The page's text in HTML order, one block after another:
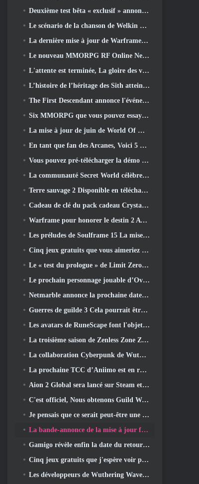
Deuxième test bêta « exclusif » annoncé pour les tireurs de survie en équipe qui prennent du temps
Le scénario de la chanson de Welkin Moon de Genshin Impact touche à sa fin.. Sur la Lune
La dernière mise à jour de Warframe célèbre tous les papas de l'espace
Le nouveau MMORPG RF Online Next sur le thème Mech de Netmarble sera lancé à l'échelle mondiale
L'attente est terminée, La gloire des vaincus est revenue
L’histoire de l’héritage des Sith atteint sa conclusion aujourd’hui dans la dernière mise à jour de SWTOR
The First Descendant annonce l'événement de collaboration EVANGELION
Six MMORPG que vous pouvez essayer pendant le Steam Next Fest
La mise à jour de juin de World Of Warships célèbre le jour de l'indépendance des États-Unis avec une nouvelle campagne narrative
En tant que fan des Arcanes, Voici 5 Choses que je veux voir du MMO Riot
Vous pouvez pré-télécharger la démo Steam Next Fest de Embers Of The Uncrowned demain
La communauté Secret World célèbre son 14e anniversaire avec un mystère qu'ils doivent résoudre ensemble
Terre sauvage 2 Disponible en téléchargement gratuitement (Et garde) Pour une durée limitée
Cadeau de clé du pack cadeau Crystal Saga Nova
Warframe pour honorer le destin 2 Avec une activité et un titre spéciaux dans le jeu
Les préludes de Soulframe 15 La mise à jour retravaille le butin et la pêche
Cinq jeux gratuits que vous aimeriez peut-être essayer pendant le Bullet Fest
Le « test du prologue » de Limit Zero Breakers commence aujourd’hui
Le prochain personnage jouable d’Overwatch semble être un chef du crime cyborg surmené
Netmarble annonce la prochaine date de lancement de Global RF Online
Guerres de guilde 3 Cela pourrait être exactement ce dont l’industrie du MMO a besoin en ce moment
Les avatars de RuneScape font l'objet d'une refonte dans la plus grande mise à jour visuelle du jeu au cours des dix dernières années
La troisième saison de Zenless Zone Zero commence par un voyage sur une île de Bangboo dans le ciel, Et vers la plateforme Steam
La collaboration Cyberpunk de Wuthering Waves est exactement ce que j'attends de mes événements crossover de jeux vidéo
La prochaine TCC d’Aniimo est en route… ET, Nous avons une fenêtre de lancement officielle
Aion 2 Global sera lancé sur Steam et Purple plus tard cette année
C'est officiel, Nous obtenons Guild Wars 3
Je pensais que ce serait peut-être une erreur pour Neverness To Everness d'organiser l'événement Porsche Collab Gacha si tôt, Mais j'avais tort
La bande-annonce de la mise à jour finale du contenu de Destiny 2 est un cri de ralliement
Gamigo révèle enfin la date du retour de Gloria Victis, Survivra-t-il la deuxième fois?
Cinq jeux gratuits que j'espère voir pendant le Summer Game Fest
Les développeurs de Wuthering Waves discutent de la création de la séquence de combat Lahai-Roi Mech